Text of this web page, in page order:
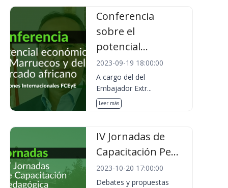
Conferencia
sobre el
potencial...
2023-09-19 18:00:00
A cargo del del
Embajador Extr...
Leer más
IV Jornadas de
Capacitación Pe...
2023-10-20 17:00:00
Debates y propuestas